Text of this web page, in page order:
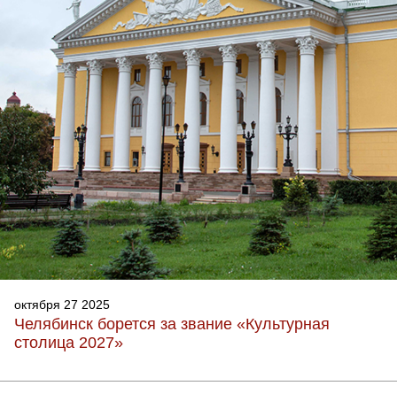
октября 27 2025
Челябинск борется за звание «Культурная
столица 2027»